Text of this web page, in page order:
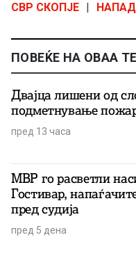
СВР СКОПЈЕ
ПОВЕЌЕ НА ОВАА
Двајца лишени од
подметнување
пред 13 часа
МВР го расветли
Гостивар,
пред судија
пред 5 дена